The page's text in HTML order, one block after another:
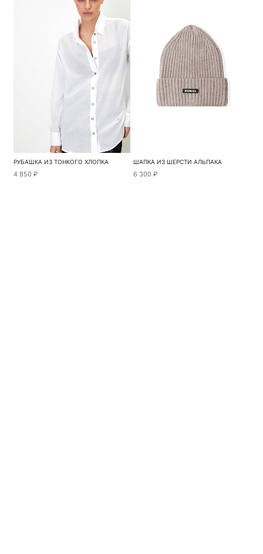
РУБАШКА ИЗ ТОНКОГО ХЛОПКА
4 850 ₽
ШАПКА ИЗ ШЕРСТИ АЛЬПАКА
6 300 ₽